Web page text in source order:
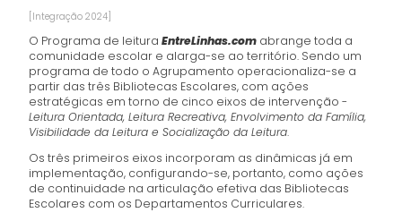
[Integração 2024]
O Programa de leituraEntreLinhas.com abrange toda a
comunidade escolar e alarga-se ao território. Sendo um
programa de todo o Agrupamento operacionaliza-se a
partir das três Bibliotecas Escolares, com ações
estratégicas em torno de cinco eixos de intervenção -
Leitura Orientada, Leitura Recreativa, Envolvimento da Família,
Visibilidade da Leitura e Socialização da Leitura.
Os três primeiros eixos incorporam as dinâmicas já em
implementação, configurando-se, portanto, como ações
de continuidade na articulação efetiva das Bibliotecas
Escolares com os Departamentos Curriculares.